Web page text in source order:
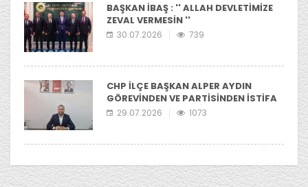
BAŞKAN İBAŞ : '' ALLAH DEVLETİMİZE
ZEVAL VERMESİN ''
30.07.2026 739
CHP İLÇE BAŞKAN ALPER AYDIN
GÖREVİNDEN VE PARTİSİNDEN İSTİFA
ETTİ29.07.2026 1073